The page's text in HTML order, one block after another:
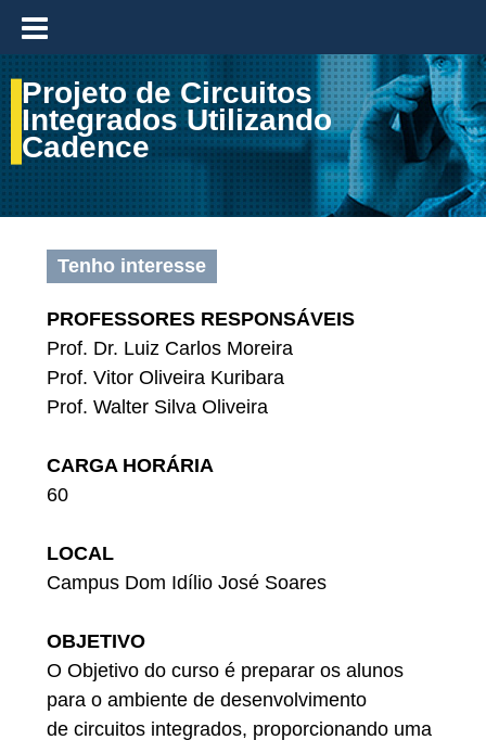
≡
Projeto de Circuitos
Integrados Utilizando
Cadence
Tenho interesse
PROFESSORES RESPONSÁVEIS
Prof. Dr. Luiz Carlos Moreira
Prof. Vitor Oliveira Kuribara
Prof. Walter Silva Oliveira
CARGA HORÁRIA
60
LOCAL
Campus Dom Idílio José Soares
OBJETIVO
O Objetivo do curso é preparar os alunos
para o ambiente de desenvolvimento
de circuitos integrados, proporcionando uma